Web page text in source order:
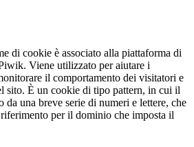
di cookie è associato alla piattaforma di
Viene utilizzato per aiutare i
il comportamento dei visitatori e
sito. È un cookie di tipo pattern, in cui il
da una breve serie di numeri e lettere, che
per il dominio che imposta il